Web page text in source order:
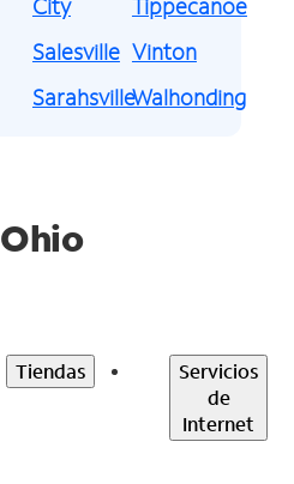
Salesville
Sarahsville
Vinton
Walhonding
Ohio
Tiendas
Servicios
de
Internet